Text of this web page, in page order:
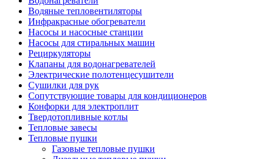
Водяные тепловентиляторы
Инфракрасные обогреватели
Насосы и насосные станции
Насосы для стиральных машин
Рециркуляторы
Клапаны для водонагревателей
Электрические полотенцесушители
Сушилки для рук
Сопутствующие товары для кондиционеров
Конфорки для электроплит
Твердотопливные котлы
Тепловые завесы
Тепловые пушки
Газовые тепловые пушки